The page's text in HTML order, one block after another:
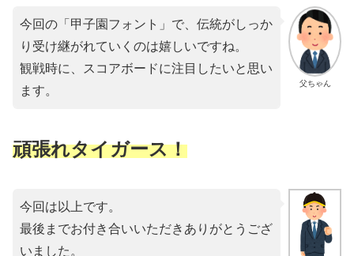
父ちゃん
今回の「甲子園フォント」で、伝統がしっか
り受け継がれていくのは嬉しいですね。
観戦時に、スコアボードに注目したいと思い
ます。
頑張れタイガース！
今回は以上です。
最後までお付き合いいただきありがとうござ
いました。